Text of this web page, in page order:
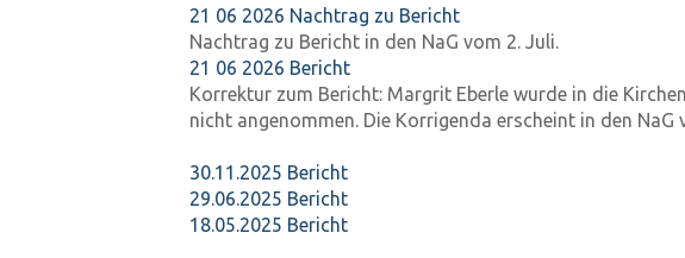
21 06 2026 Nachtrag zu Bericht
Nachtrag zu Bericht in den NaG vom 2. Juli.
21 06 2026 Bericht
Korrektur zum Bericht: Margrit Eberle wurde in die
nicht angenommen. Die Korrigenda erscheint in den NaG
30.11.2025 Bericht
29.06.2025 Bericht
18.05.2025 Bericht